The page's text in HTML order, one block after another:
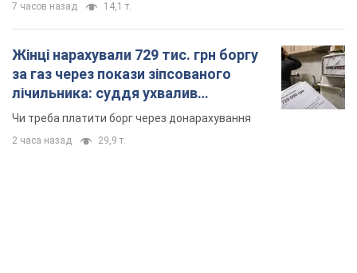
7 часов назад 14,1 т.
Жінці нарахували 729 тис. грн боргу
за газ через покази зіпсованого
лічильника: суддя ухвалив
неочікуване рішення
Чи треба платити борг через донарахування
2 часа назад 29,9 т.